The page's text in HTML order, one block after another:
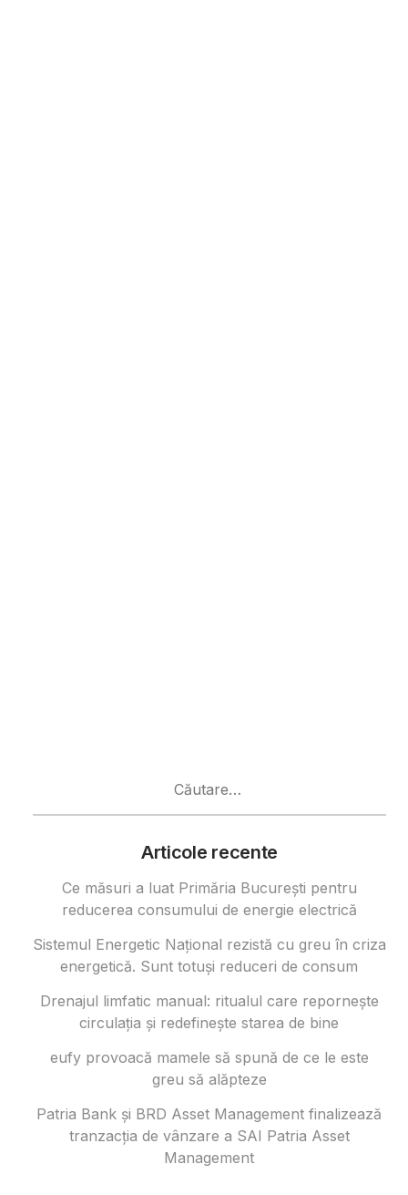
Articole recente
Ce măsuri a luat Primăria București pentru
reducerea consumului de energie electrică
Sistemul Energetic Național rezistă cu greu în criza
energetică. Sunt totuși reduceri de consum
Drenajul limfatic manual: ritualul care repornește
circulația și redefinește starea de bine
eufy provoacă mamele să spună de ce le este
greu să alăpteze
Patria Bank și BRD Asset Management finalizează
tranzacția de vânzare a SAI Patria Asset
Management